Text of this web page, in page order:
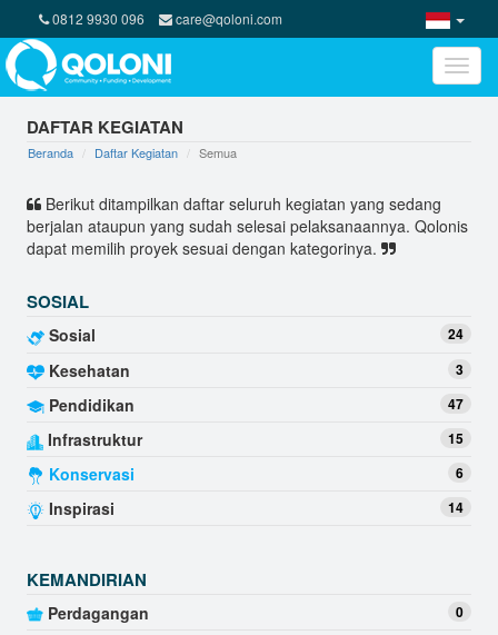
0812 9930 096 care@qoloni.com
Toggle
DAFTAR KEGIATAN
Beranda Daftar Kegiatan Semua
Berikut ditampilkan daftar seluruh kegiatan yang sedang
berjalan ataupun yang sudah selesai pelaksanaannya. Qolonis
dapat memilih proyek sesuai dengan kategorinya.
SOSIAL
Sosial 24
Kesehatan 3
Pendidikan 47
Infrastruktur 15
Konservasi 6
Inspirasi 14
KEMANDIRIAN
Perdagangan 0